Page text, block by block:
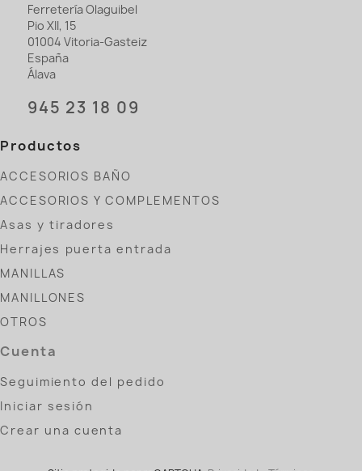
Ferretería Olaguibel
Pio XII, 15
01004 Vitoria-Gasteiz
España
Álava
945 23 18 09
Productos
ACCESORIOS BAÑO
ACCESORIOS Y COMPLEMENTOS
Asas y tiradores
Herrajes puerta entrada
MANILLAS
MANILLONES
OTROS
Cuenta
Seguimiento del pedido
Iniciar sesión
Crear una cuenta